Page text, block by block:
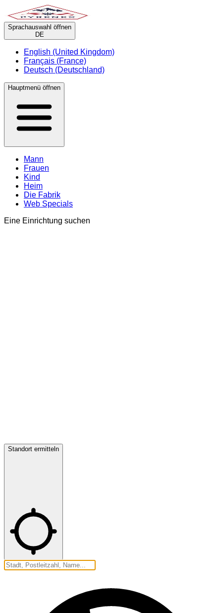
Sprachauswahl öffnen
DE
English (United Kingdom)
Français (France)
Deutsch (Deutschland)
Hauptmenü öffnen
Mann
Frauen
Kind
Heim
Die Fabrik
Web Specials
Eine Einrichtung suchen
Standort ermitteln